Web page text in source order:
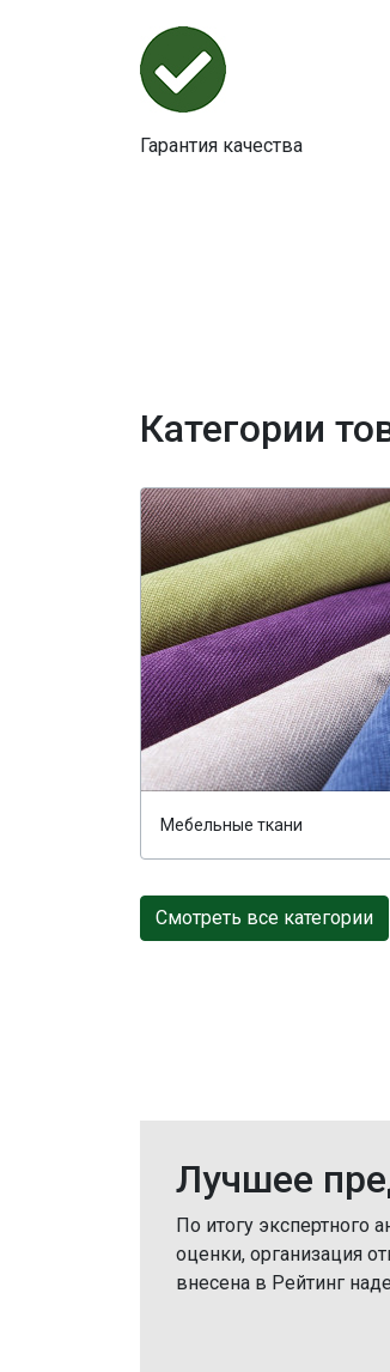
Гарантия качества
Категории
Мебельные ткани
Смотреть все категории
Лучшее
По итогу экспертного
оценки, организация
внесена в Рейтинг